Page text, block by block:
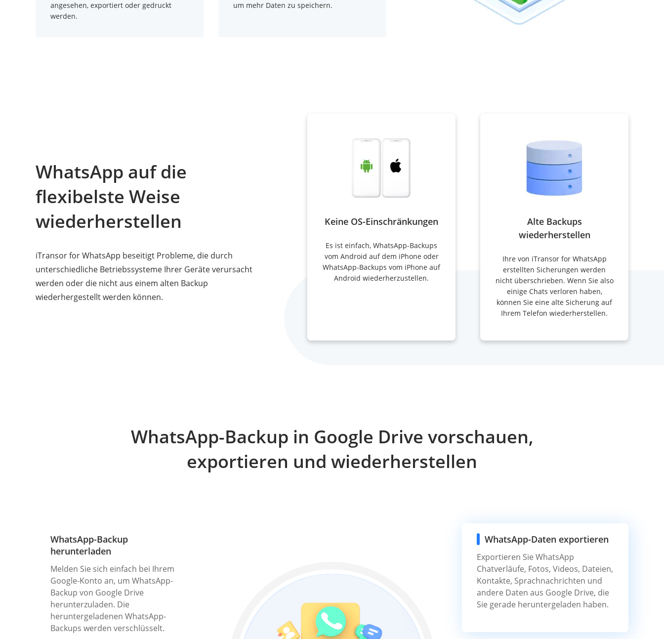
angesehen, exportiert oder gedruckt
werden.
um mehr Daten zu speichern.
WhatsApp auf die
flexibelste Weise
wiederherstellen
iTransor for WhatsApp beseitigt Probleme, die durch
unterschiedliche Betriebssysteme Ihrer Geräte verursacht
werden oder die nicht aus einem alten Backup
wiederhergestellt werden können.
Keine OS-Einschränkungen
Es ist einfach, WhatsApp-Backups
vom Android auf dem iPhone oder
WhatsApp-Backups vom iPhone auf
Android wiederherzustellen.
Alte Backups
wiederherstellen
Ihre von iTransor for WhatsApp
erstellten Sicherungen werden
nicht überschrieben. Wenn Sie also
einige Chats verloren haben,
können Sie eine alte Sicherung auf
Ihrem Telefon wiederherstellen.
WhatsApp-Backup in Google Drive vorschauen,
exportieren und wiederherstellen
WhatsApp-Backup
herunterladen
Melden Sie sich einfach bei Ihrem
Google-Konto an, um WhatsApp-
Backup von Google Drive
herunterzuladen. Die
heruntergeladenen WhatsApp-
Backups werden verschlüsselt.
WhatsApp-Daten exportieren
Exportieren Sie WhatsApp
Chatverläufe, Fotos, Videos, Dateien,
Kontakte, Sprachnachrichten und
andere Daten aus Google Drive, die
Sie gerade heruntergeladen haben.